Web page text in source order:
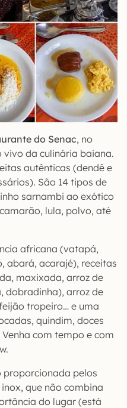
do Senac, no
vivo da culinária baiana.
autênticas (dendê e
São 14 tipos de
sarnambi ao exótico
lula, polvo, até
africana (vatapá,
abará, acarajé), receitas
maxixada, arroz de
dobradinha), arroz de
tropeiro… e uma
quindim, doces
com tempo e com
proporcionada pelos
que não combina
do lugar (está